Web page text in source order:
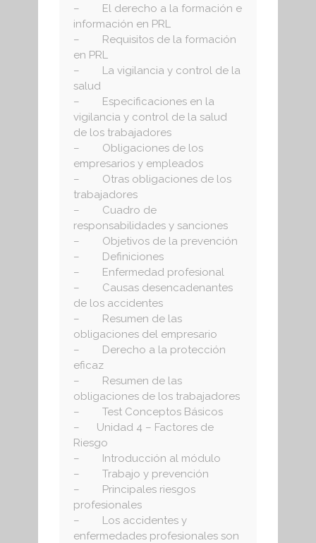
– El derecho a la formación e
información en PRL
– Requisitos de la formación
en PRL
– La vigilancia y control de la
salud
– Especificaciones en la
vigilancia y control de la salud
de los trabajadores
– Obligaciones de los
empresarios y empleados
– Otras obligaciones de los
trabajadores
– Cuadro de
responsabilidades y sanciones
– Objetivos de la prevención
– Definiciones
– Enfermedad profesional
– Causas desencadenantes
de los accidentes
– Resumen de las
obligaciones del empresario
– Derecho a la protección
eficaz
– Resumen de las
obligaciones de los trabajadores
– Test Conceptos Básicos
– Unidad 4 – Factores de
Riesgo
– Introducción al módulo
– Trabajo y prevención
– Principales riesgos
profesionales
– Los accidentes y
enfermedades profesionales son